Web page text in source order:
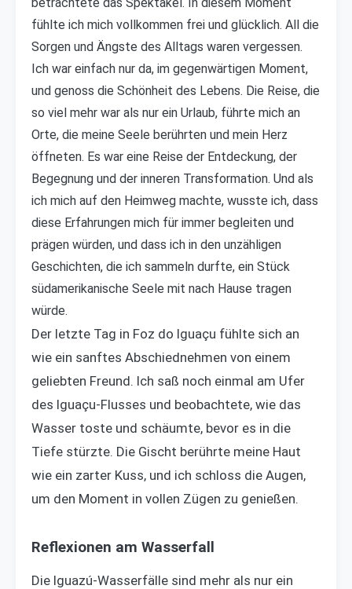
fühlte ich mich vollkommen frei und glücklich. All die
Sorgen und Ängste des Alltags waren vergessen.
Ich war einfach nur da, im gegenwärtigen Moment,
und genoss die Schönheit des Lebens. Die Reise, die
so viel mehr war als nur ein Urlaub, führte mich an
Orte, die meine Seele berührten und mein Herz
öffneten. Es war eine Reise der Entdeckung, der
Begegnung und der inneren Transformation. Und als
ich mich auf den Heimweg machte, wusste ich, dass
diese Erfahrungen mich für immer begleiten und
prägen würden, und dass ich in den unzähligen
Geschichten, die ich sammeln durfte, ein Stück
südamerikanische Seele mit nach Hause tragen
würde.
Der letzte Tag in Foz do Iguaçu fühlte sich an
wie ein sanftes Abschiednehmen von einem
geliebten Freund. Ich saß noch einmal am Ufer
des Iguaçu-Flusses und beobachtete, wie das
Wasser toste und schäumte, bevor es in die
Tiefe stürzte. Die Gischt berührte meine Haut
wie ein zarter Kuss, und ich schloss die Augen,
um den Moment in vollen Zügen zu genießen.
Reflexionen am Wasserfall
Die Iguazú-Wasserfälle sind mehr als nur ein